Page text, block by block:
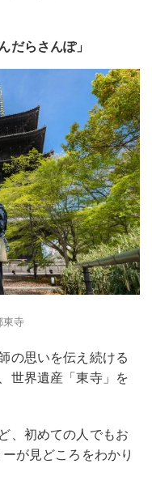
だらさんぽ」
東寺
の思いを伝え続ける
世界遺産「東寺」を
、初めての人でもお
が見どころをわかり